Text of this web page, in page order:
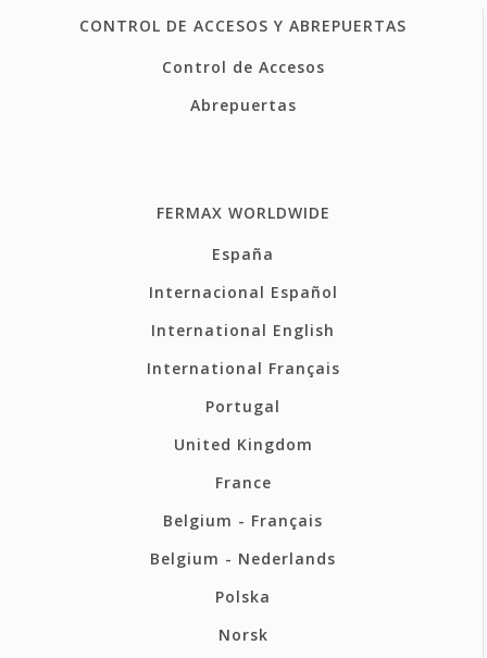
CONTROL DE ACCESOS Y ABREPUERTAS
Control de Accesos
Abrepuertas
FERMAX WORLDWIDE
España
Internacional Español
International English
International Français
Portugal
United Kingdom
France
Belgium - Français
Belgium - Nederlands
Polska
Norsk